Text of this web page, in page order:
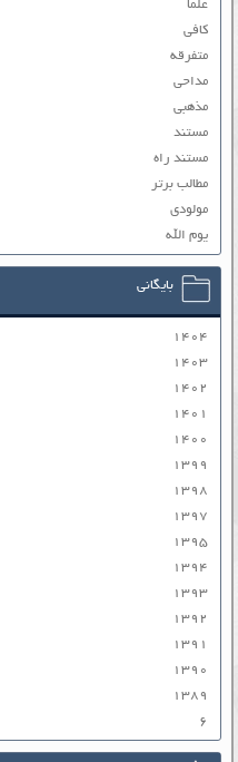
علما
کافی
متفرقه
مداحی
مذهبی
مستند
مستند راه
مطالب برتر
مولودی
یوم الله
بایگانی
۱۴۰۴
۱۴۰۳
۱۴۰۲
۱۴۰۱
۱۴۰۰
۱۳۹۹
۱۳۹۸
۱۳۹۷
۱۳۹۵
۱۳۹۴
۱۳۹۳
۱۳۹۲
۱۳۹۱
۱۳۹۰
۱۳۸۹
۶